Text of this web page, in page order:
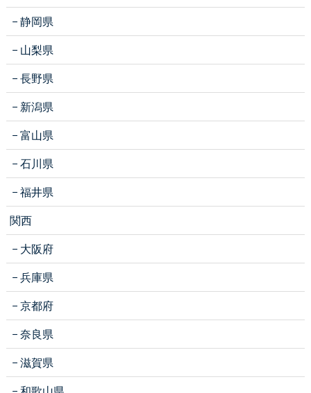
静岡県
山梨県
長野県
新潟県
富山県
石川県
福井県
関西
大阪府
兵庫県
京都府
奈良県
滋賀県